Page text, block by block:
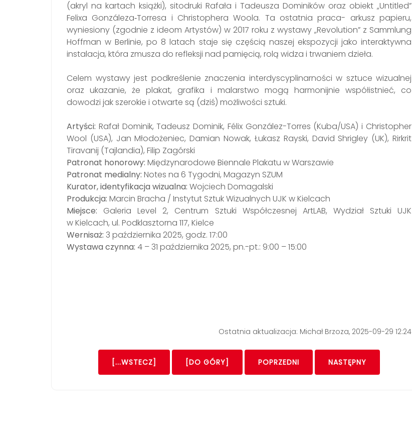
(akryl na kartach książki), sitodruki Rafała i Tadeusza Dominików oraz obiekt „Untitled”
Felixa Gonzáleza‐Torresa i Christophera Woola. Ta ostatnia praca- arkusz papieru,
wyniesiony (zgodnie z ideom Artystów) w 2017 roku z wystawy „Revolution” z Sammlung
Hoffman w Berlinie, po 8 latach staje się częścią naszej ekspozycji jako interaktywna
instalacja, która zmusza do refleksji nad pamięcią, rolą widza i trwaniem dzieła.
Celem wystawy jest podkreślenie znaczenia interdyscyplinarności w sztuce wizualnej
oraz ukazanie, że plakat, grafika i malarstwo mogą harmonijnie współistnieć, co
dowodzi jak szerokie i otwarte są (dziś) możliwości sztuki.
Artyści: Rafał Dominik, Tadeusz Dominik, Félix González-Torres (Kuba/USA) i Christopher
Wool (USA), Jan Młodożeniec, Damian Nowak, Łukasz Rayski, David Shrigley (UK), Rirkrit
Tiravanij (Tajlandia), Filip Zagórski
Patronat honorowy: Międzynarodowe Biennale Plakatu w Warszawie
Patronat medialny: Notes na 6 Tygodni, Magazyn SZUM
Kurator, identyfikacja wizualna: Wojciech Domagalski
Produkcja: Marcin Bracha / Instytut Sztuk Wizualnych UJK w Kielcach
Miejsce: Galeria Level 2, Centrum Sztuki Współczesnej ArtLAB, Wydział Sztuki UJK
w Kielcach, ul. Podklasztorna 117, Kielce
Wernisaż: 3 października 2025, godz. 17:00
Wystawa czynna: 4 – 31 października 2025, pn.-pt.: 9:00 – 15:00
Ostatnia aktualizacja: Michał Brzoza, 2025-09-29 12:24
[...WSTECZ] [DO GÓRY] POPRZEDNI NASTĘPNY